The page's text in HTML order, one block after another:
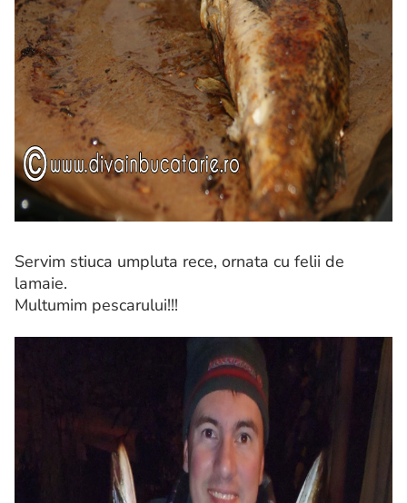
Servim stiuca umpluta rece, ornata cu felii de
lamaie.
Multumim pescarului!!!